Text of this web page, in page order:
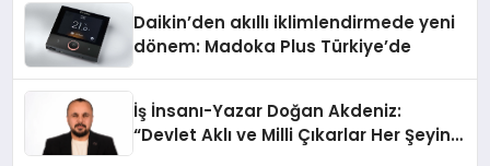
Daikin’den akıllı iklimlendirmede yeni
dönem: Madoka Plus Türkiye’de
İş İnsanı-Yazar Doğan Akdeniz:
“Devlet Aklı ve Milli Çıkarlar Her Şeyin